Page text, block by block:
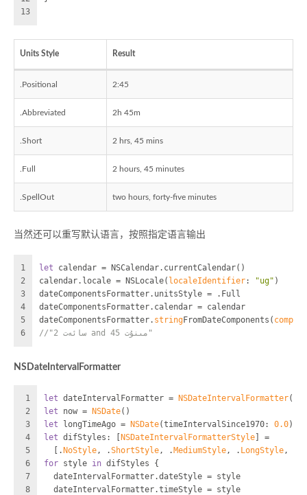
13
Units Style Result
.Positional 2:45
.Abbreviated 2h 45m
.Short 2 hrs, 45 mins
.Full 2 hours, 45 minutes
.SpellOut two hours, forty-five minutes
当然还可以重写默认语言，按照指定语言输出
1
2
3
4
5
6
let calendar = NSCalendar. currentCalendar()
calendar.locale =
NSLocale( localeIdentifier: "ug" )
dateComponentsFormatter.unitsStyle = .Full
dateComponentsFormatter.calendar = calendar
dateComponentsFormatter. stringFromDateComponents(
//"2 سائەت and 45 مىنۇت"
NSDateIntervalFormatter
1
2
3
4
5
6
7
8
let dateIntervalFormatter = NSDateIntervalFormatter()
let now = NSDate()
let longTimeAgo = NSDate(timeIntervalSince1970: 0.0)
let difStyles: [ NSDateIntervalFormatterStyle
=
  [.
NoStyle, .ShortStyle, . MediumStyle, . LongStyle, .
for style in difStyles {
  dateIntervalFormatter.dateStyle
= style
  dateIntervalFormatter.timeStyle
= style